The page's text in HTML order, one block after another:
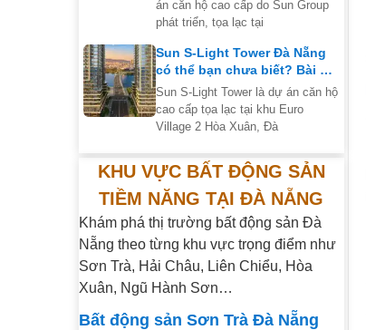
án căn hộ cao cấp do Sun Group
phát triển, tọa lạc tại
Sun S-Light Tower Đà Nẵng
có thể bạn chưa biết? Bài số
1 của series
Sun S-Light Tower là dự án căn hộ
cao cấp tọa lạc tại khu Euro
Village 2 Hòa Xuân, Đà
KHU VỰC BẤT ĐỘNG SẢN
TIỀM NĂNG TẠI ĐÀ NẴNG
Khám phá thị trường bất động sản Đà
Nẵng theo từng khu vực trọng điểm như
Sơn Trà, Hải Châu, Liên Chiểu, Hòa
Xuân, Ngũ Hành Sơn…
Bất động sản Sơn Trà Đà Nẵng